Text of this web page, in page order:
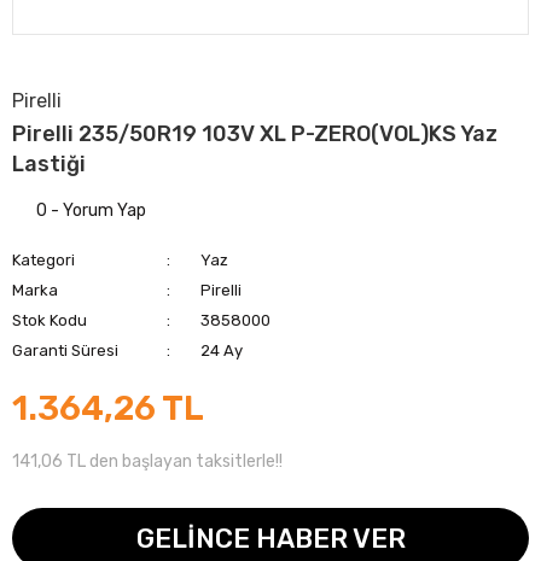
Pirelli
Pirelli 235/50R19 103V XL P-ZERO(VOL)KS Yaz
Lastiği
0 - Yorum Yap
Kategori
Yaz
Marka
Pirelli
Stok Kodu
3858000
Garanti Süresi
24 Ay
1.364,26 TL
141,06 TL den başlayan taksitlerle!!
GELİNCE HABER VER